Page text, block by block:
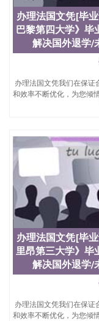
办理法国文凭[毕
巴黎第四大学》毕
解决国外退学/
办理法国文凭我们在保
和效率不断优化，为您倾
办理法国文凭[毕
里昂第三大学》毕
解决国外退学/
办理法国文凭我们在保
和效率不断优化，为您倾